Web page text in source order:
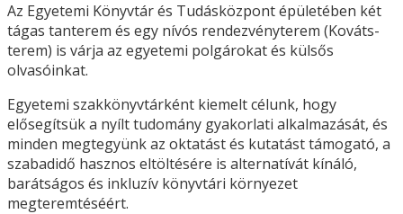
Az Egyetemi Könyvtár és Tudásközpont épületében két
tágas tanterem és egy nívós rendezvényterem (Kováts-
terem) is várja az egyetemi polgárokat és külsős
olvasóinkat.
Egyetemi szakkönyvtárként kiemelt célunk, hogy
elősegítsük a nyílt tudomány gyakorlati alkalmazását, és
minden megtegyünk az oktatást és kutatást támogató, a
szabadidő hasznos eltöltésére is alternatívát kínáló,
barátságos és inkluzív könyvtári környezet
megteremtéséért.